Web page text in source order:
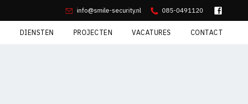
info@smile-security.nl 085-0491120
DIENSTEN PROJECTEN VACATURES CONTACT